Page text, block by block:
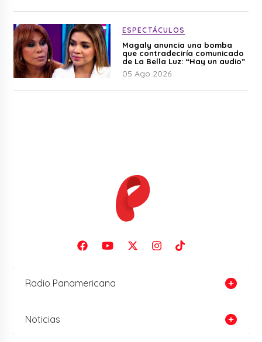
ESPECTÁCULOS
Magaly anuncia una bomba
que contradeciría comunicado
de La Bella Luz: “Hay un audio”
05 Ago 2026
Radio Panamericana
Noticias